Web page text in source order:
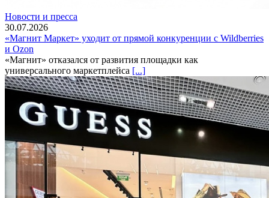
Новости и пресса
30.07.2026
«Магнит Маркет» уходит от прямой конкуренции с Wildberries
и Ozon
«Магнит» отказался от развития площадки как
универсального маркетплейса [...]